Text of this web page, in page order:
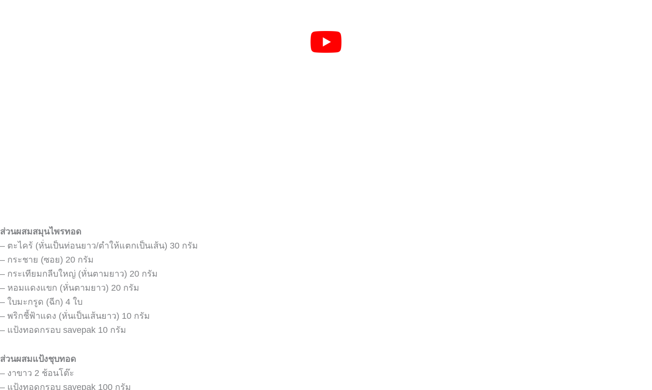
ส่วนผสมสมุนไพรทอด
– ตะไคร้ (หั่นเป็นท่อนยาว/ตำให้แตกเป็นเส้น) 30 กรัม
– กระชาย (ซอย) 20 กรัม
– กระเทียมกลีบใหญ่ (หั่นตามยาว) 20 กรัม
– หอมแดงแขก (หั่นตามยาว) 20 กรัม
– ใบมะกรูด (ฉีก) 4 ใบ
– พริกชี้ฟ้าแดง (หั่นเป็นเส้นยาว) 10 กรัม
– แป้งทอดกรอบ savepak 10 กรัม
ส่วนผสมแป้งชุบทอด
– งาขาว 2 ช้อนโต๊ะ
– แป้งทอดกรอบ savepak 100 กรัม